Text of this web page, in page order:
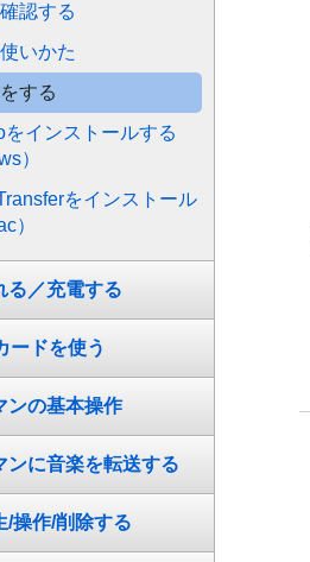
認する
いかた
する
をインストールする
）
をインストール
）
る／充電する
ードを使う
ンの基本操作
ンに音楽を転送する
/操作/削除する